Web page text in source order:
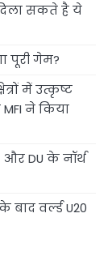
सकते है ये
पूरी गेम?
में उत्कृष्ट
ने किया
DU के नॉर्थ
वर्ल्ड U20